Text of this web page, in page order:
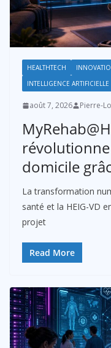
HEALTHTECH
INTELLIGENCE ARTIFICIELLE
août 7, 2026 Pierre-
domicile
La transformation
santé et la HEIG-VD
projet
Read More